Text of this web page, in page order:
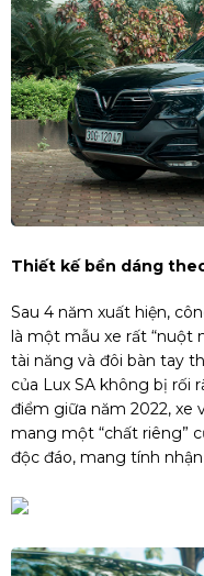
Thiết kế bền dáng
Sau 4 năm xuất hiện,
là một mẫu xe rất “nuột
tài năng và đôi bàn tay
của Lux SA không bị rối
điểm giữa năm 2022, xe
mang một “chất riêng”
độc đáo, mang tính nhận